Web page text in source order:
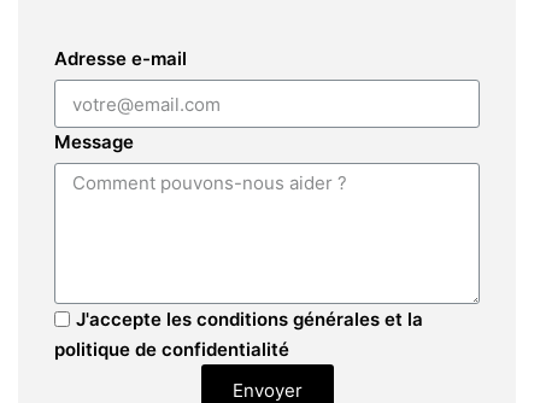
Adresse e-mail
Message
J'accepte les conditions générales et la
politique de confidentialité
Envoyer